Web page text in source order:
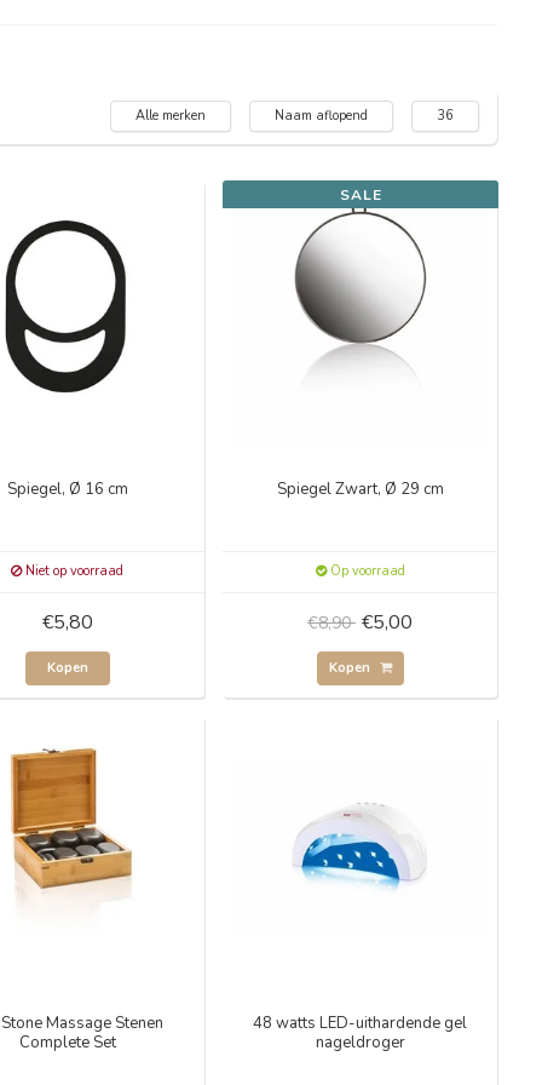
Alle merken Naam aflopend 36
Spiegel, Ø 16 cm
Niet op voorraad
€5,80
Kopen
SALE
Spiegel Zwart, Ø 29 cm
Op voorraad
€8,90 €5,00
Kopen
Massage Stenen
Complete Set
48 watts LED-uithardende gel
nageldroger